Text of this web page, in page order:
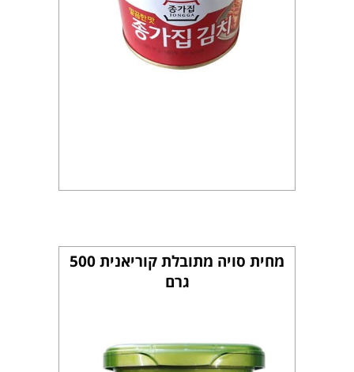
מחית סויה מתובלת קוריאנית 500
גרם